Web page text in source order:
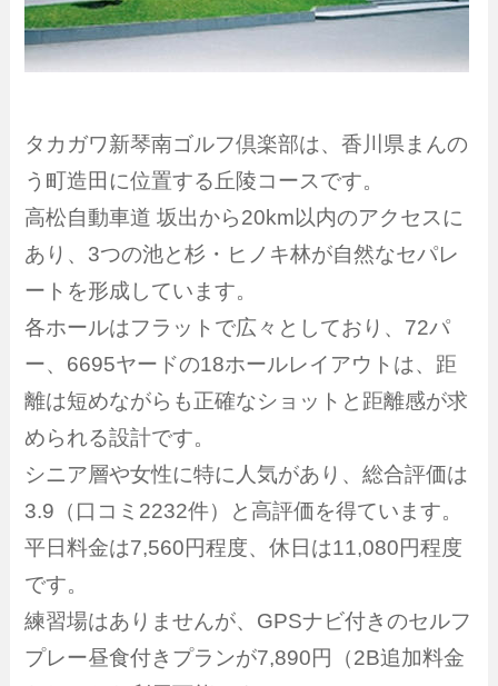
タカガワ新琴南ゴルフ倶楽部は、香川県まんの
う町造田に位置する丘陵コースです。
高松自動車道 坂出から20km以内のアクセスに
あり、3つの池と杉・ヒノキ林が自然なセパレ
ートを形成しています。
各ホールはフラットで広々としており、72パ
ー、6695ヤードの18ホールレイアウトは、距
離は短めながらも正確なショットと距離感が求
められる設計です。
シニア層や女性に特に人気があり、総合評価は
3.9（口コミ2232件）と高評価を得ています。
平日料金は7,560円程度、休日は11,080円程度
です。
練習場はありませんが、GPSナビ付きのセルフ
プレー昼食付きプランが7,890円（2B追加料金